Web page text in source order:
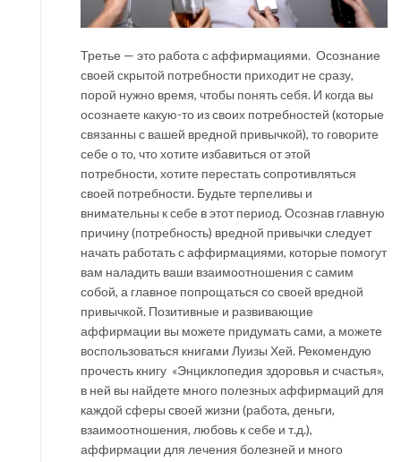
Третье — это работа с аффирмациями. Осознание
своей скрытой потребности приходит не сразу,
порой нужно время, чтобы понять себя. И когда вы
осознаете какую-то из своих потребностей (которые
связанны с вашей вредной привычкой), то говорите
себе о то, что хотите избавиться от этой
потребности, хотите перестать сопротивляться
своей потребности. Будьте терпеливы и
внимательны к себе в этот период. Осознав главную
причину (потребность) вредной привычки следует
начать работать с аффирмациями, которые помогут
вам наладить ваши взаимоотношения с самим
собой, а главное попрощаться со своей вредной
привычкой. Позитивные и развивающие
аффирмации вы можете придумать сами, а можете
воспользоваться книгами Луизы Хей. Рекомендую
прочесть книгу «Энциклопедия здоровья и счастья»,
в ней вы найдете много полезных аффирмаций для
каждой сферы своей жизни (работа, деньги,
взаимоотношения, любовь к себе и т.д.),
аффирмации для лечения болезней и много